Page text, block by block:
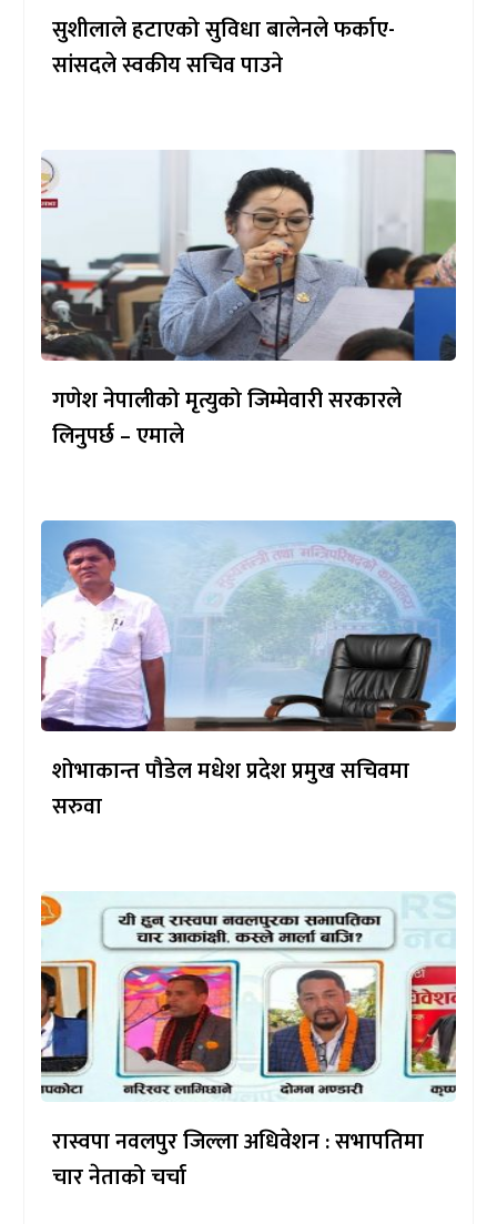
सुशीलाले हटाएको सुविधा बालेनले फर्काए-
सांसदले स्वकीय सचिव पाउने
गणेश नेपालीको मृत्युको जिम्मेवारी सरकारले
लिनुपर्छ – एमाले
शोभाकान्त पौडेल मधेश प्रदेश प्रमुख सचिवमा
सरुवा
रास्वपा नवलपुर जिल्ला अधिवेशन : सभापतिमा
चार नेताको चर्चा